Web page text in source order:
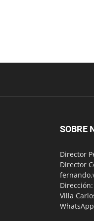
SOBRE
Director
Director
Dirección:
Villa